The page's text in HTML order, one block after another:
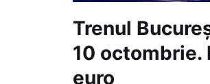
Trenul
10 octombrie.
euro